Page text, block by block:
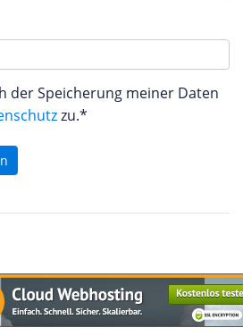
der Speicherung meiner Daten
zu.*